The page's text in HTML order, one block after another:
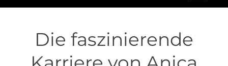
Die faszinierende